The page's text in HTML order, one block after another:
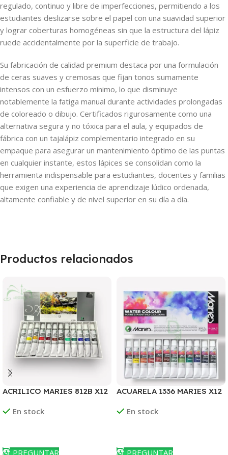
regulado, continuo y libre de imperfecciones, permitiendo a los
estudiantes deslizarse sobre el papel con una suavidad superior
y lograr coberturas homogéneas sin que la estructura del lápiz
ruede accidentalmente por la superficie de trabajo.
Su fabricación de calidad premium destaca por una formulación
de ceras suaves y cremosas que fijan tonos sumamente
intensos con un esfuerzo mínimo, lo que disminuye
notablemente la fatiga manual durante actividades prolongadas
de coloreado o dibujo. Certificados rigurosamente como una
alternativa segura y no tóxica para el aula, y equipados de
fábrica con un tajalápiz complementario integrado en su
empaque para asegurar un mantenimiento óptimo de las puntas
en cualquier instante, estos lápices se consolidan como la
herramienta indispensable para estudiantes, docentes y familias
que exigen una experiencia de aprendizaje lúdico ordenada,
altamente confiable y de nivel superior en su día a día.
Productos relacionados
ACRILICO MARIES 812B X12
En stock
PREGUNTAR
ACUARELA 1336 MARIES X12
En stock
PREGUNTAR